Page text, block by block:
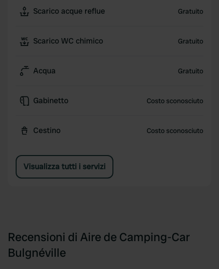
Scarico acque reflue Gratuito
Scarico WC chimico Gratuito
Acqua Gratuito
Gabinetto Costo sconosciuto
Cestino Costo sconosciuto
Visualizza tutti i servizi
Recensioni di Aire de Camping-Car
Bulgnéville